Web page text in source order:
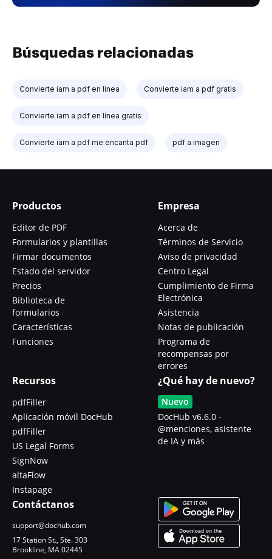
Búsquedas relacionadas
Convierte iam a pdf en línea Convierte iam a pdf gratis
Convierte iam a pdf en línea gratis
Convierte iam a pdf me encanta pdf pdf a imagen
Productos
Editor de PDF
Formularios y plantillas
Firmar documentos
Estado del servidor
Precios
Biblioteca de
formularios
Características
Funciones
Empresa
Acerca de
Términos de Servicio
Aviso de privacidad
Centro Legal
Cumplimiento de Firma
Electrónica
Asistencia
Notas de publicación
Programa de
recompensas por
errores
Recursos
pdfFiller
Aplicación móvil DocHub
pdfFiller
US Legal Forms
SignNow
altaFlow
Instapage
¿Qué hay de nuevo?
Nuevo
DocHub v6.6.0 -
@menciones, asistente
de IA y más
Contáctanos
support@dochub.com
17 Station St., Ste. 303
Brookline, MA 02445